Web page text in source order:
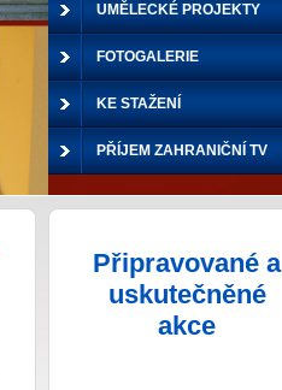
Připravované a
uskutečněné
akce
UMĚLECKÉ PROJEKTY
FOTOGALERIE
KE STAŽENÍ
PŘÍJEM ZAHRANIČNÍ TV